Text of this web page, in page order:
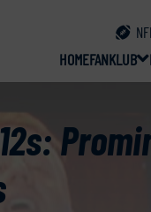
HOMEFANKLUB